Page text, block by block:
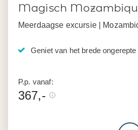
Magisch
Meerdaagse excursie |
Geniet van het brede
P.p. vanaf:
367,-